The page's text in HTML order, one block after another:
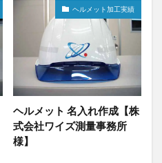
ヘルメット加工実績
ヘルメット 名入れ作成【株
式会社ワイズ測量事務所
様】